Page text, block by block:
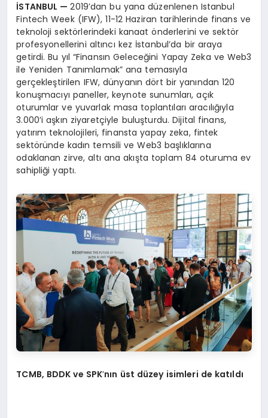
İSTANBUL —2019’dan bu yana düzenlenen Istanbul
Fintech Week (IFW), 11-12 Haziran tarihlerinde finans ve
teknoloji sektörlerindeki kanaat önderlerini ve sektör
profesyonellerini altıncı kez İstanbul’da bir araya
getirdi. Bu yıl “Finansın Geleceğini Yapay Zeka ve Web3
ile Yeniden Tanımlamak” ana temasıyla
gerçekleştirilen IFW, dünyanın dört bir yanından 120
konuşmacıyı paneller, keynote sunumları, açık
oturumlar ve yuvarlak masa toplantıları aracılığıyla
3.000’i aşkın ziyaretçiyle buluşturdu. Dijital finans,
yatırım teknolojileri, finansta yapay zeka, fintek
sektöründe kadın temsili ve Web3 başlıklarına
odaklanan zirve, altı ana akışta toplam 84 oturuma ev
sahipliği yaptı.
TCMB, BDDK ve SPK’nın üst düzey isimleri de katıldı